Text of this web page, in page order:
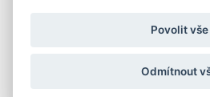
Povolit vše
Odmítnout